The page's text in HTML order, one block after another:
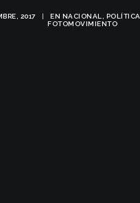
2017 | EN NACIONAL POLÍTICA
FOTOMOVIMIENTO